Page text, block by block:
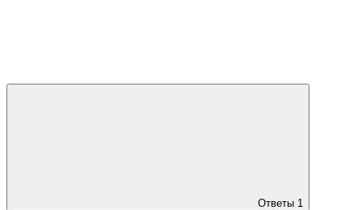
Ответы 1